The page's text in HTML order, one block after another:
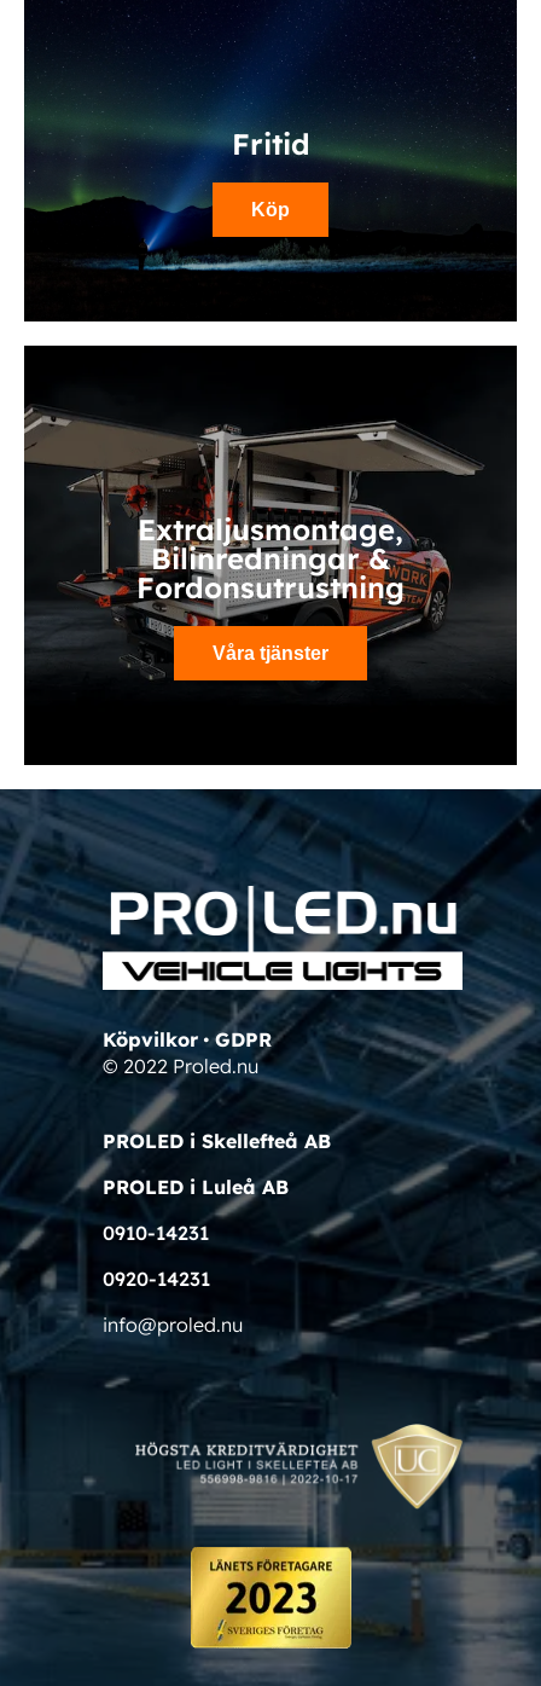
Fritid
Köp
Extraljusmontage,
Bilinredningar &
Fordonsutrustning
Våra tjänster
Köpvilkor•GDPR
© 2022 Proled.nu
PROLED i Skellefteå AB
PROLED i Luleå AB
0910-14231
0920-14231
info@proled.nu